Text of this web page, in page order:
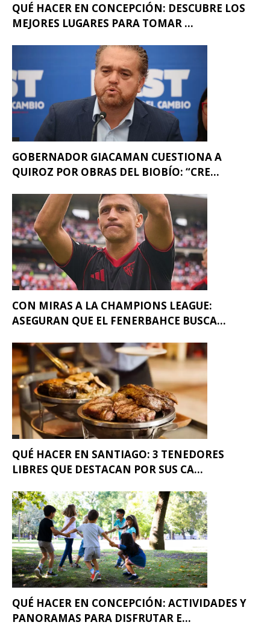
QUÉ HACER EN CONCEPCIÓN: DESCUBRE LOS
MEJORES LUGARES PARA TOMAR ...
GOBERNADOR GIACAMAN CUESTIONA A
QUIROZ POR OBRAS DEL BIOBÍO: “CRE...
CON MIRAS A LA CHAMPIONS LEAGUE:
ASEGURAN QUE EL FENERBAHCE BUSCA...
QUÉ HACER EN SANTIAGO: 3 TENEDORES
LIBRES QUE DESTACAN POR SUS CA...
QUÉ HACER EN CONCEPCIÓN: ACTIVIDADES Y
PANORAMAS PARA DISFRUTAR E...